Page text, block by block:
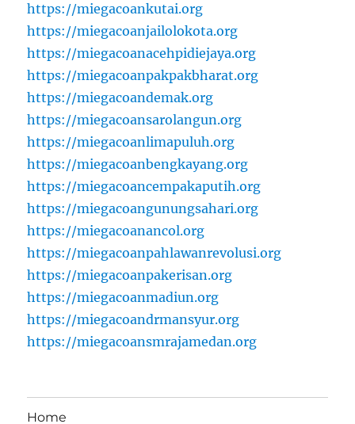
https://miegacoankutai.org
https://miegacoanjailolokota.org
https://miegacoanacehpidiejaya.org
https://miegacoanpakpakbharat.org
https://miegacoandemak.org
https://miegacoansarolangun.org
https://miegacoanlimapuluh.org
https://miegacoanbengkayang.org
https://miegacoancempakaputih.org
https://miegacoangunungsahari.org
https://miegacoanancol.org
https://miegacoanpahlawanrevolusi.org
https://miegacoanpakerisan.org
https://miegacoanmadiun.org
https://miegacoandrmansyur.org
https://miegacoansmrajamedan.org
Home